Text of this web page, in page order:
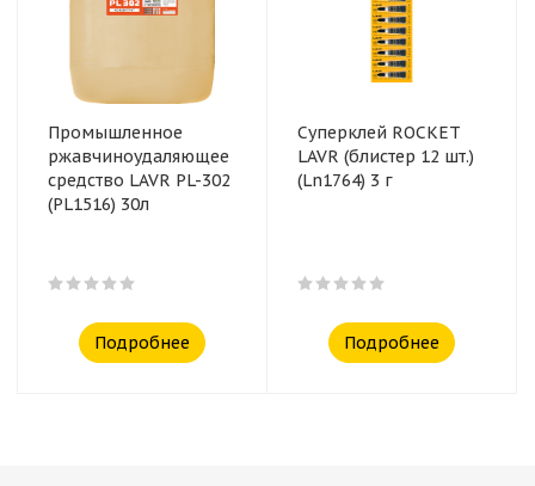
Промышленное
ржавчиноудаляющее
средство LAVR PL-302
(PL1516) 30л
Подробнее
Суперклей ROCKET
LAVR (блистер 12 шт.)
(Ln1764) 3 г
Подробнее